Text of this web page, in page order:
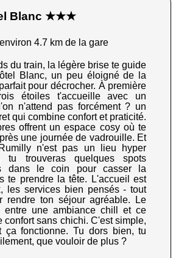
Blanc ★★★
4.7 km de la gare
du train, la légère brise te guide
Blanc, un peu éloigné de la
pour décrocher. À première
étoiles t'accueille avec un
n'attend pas forcément ? un
qui combine confort et praticité.
offrent un espace cosy où te
une journée de vadrouille. Et
n'est pas un lieu hyper
tu trouveras quelques spots
dans le coin pour casser la
te prendre la tête. L'accueil est
les services bien pensés - tout
rendre ton séjour agréable. Le
entre une ambiance chill et ce
confort sans chichi. C'est simple,
ça fonctionne. Tu dors bien, tu
que vouloir de plus ?